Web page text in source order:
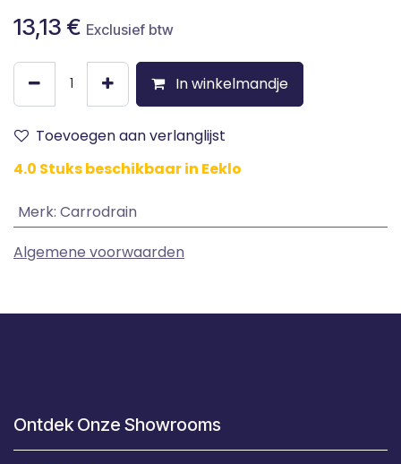
13,13 € Exclusief btw
In winkelmandje
Toevoegen aan verlanglijst
4.0 Stuks beschikbaar in Eeklo
Merk: Carrodrain
Algemene voorwaarden
Ontdek Onze Showrooms